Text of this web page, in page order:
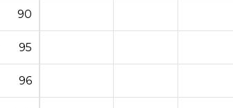
90
95
96